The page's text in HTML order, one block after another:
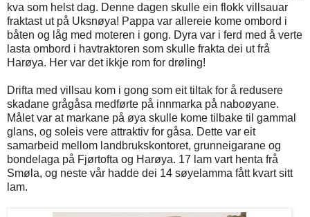
kva som helst dag. Denne dagen skulle ein flokk villsauar
fraktast ut på Uksnøya! Pappa var allereie kome ombord i
båten og låg med moteren i gong. Dyra var i ferd med å verte
lasta ombord i havtraktoren som skulle frakta dei ut frå
Harøya. Her var det ikkje rom for drøling!
Drifta med villsau kom i gong som eit tiltak for å redusere
skadane grågåsa medførte på innmarka på naboøyane.
Målet var at markane på øya skulle kome tilbake til gammal
glans, og soleis vere attraktiv for gåsa. Dette var eit
samarbeid mellom landbrukskontoret, grunneigarane og
bondelaga på Fjørtofta og Harøya. 17 lam vart henta frå
Smøla, og neste vår hadde dei 14 søyelamma fått kvart sitt
lam.